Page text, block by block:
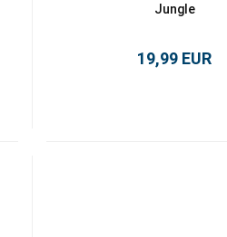
Jungle
19,99 EUR